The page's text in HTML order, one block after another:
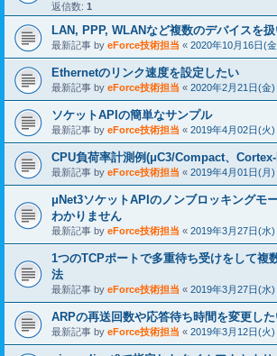
返信数: 1
LAN, PPP, WLANなど複数のデバイスを
最新記事 by eForce技術担当 « 2020年10月16日(
Ethernetのリンク速度を設定したい
最新記事 by eForce技術担当 « 2020年2月21日(金)
ソケットAPIの簡単なサンプル
最新記事 by eForce技術担当 « 2019年4月02日(火)
CPU負荷率計測例(μC3/Compact、
最新記事 by eForce技術担当 « 2019年4月01日(月)
μNet3ソケットAPIのノンブロッキングモ
わかりません
最新記事 by eForce技術担当 « 2019年3月27日(水)
1つのTCPポートで多重待ち受けをして複
法
最新記事 by eForce技術担当 « 2019年3月27日(水)
ARPの再送回数や応答待ち時間を変更し
最新記事 by eForce技術担当 « 2019年3月12日(火)